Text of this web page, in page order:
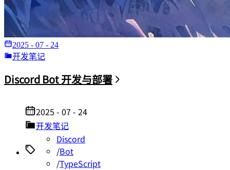
2025 - 07 - 24
开发笔记
Discord Bot 开发与部署
2025 - 07 - 24
开发笔记
Discord
/Bot
/TypeScript